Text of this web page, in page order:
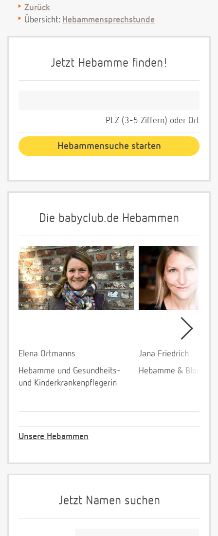
Zurück
Übersicht: Hebammensprechstunde
Jetzt Hebamme finden!
PLZ (3-5 Ziffern) oder Ort
Die babyclub.de Hebammen
Elena Ortmanns
Hebamme und Gesundheits-
und Kinderkrankenpflegerin
Jana Friedrich
Hebamme &
Unsere Hebammen
Jetzt Namen suchen